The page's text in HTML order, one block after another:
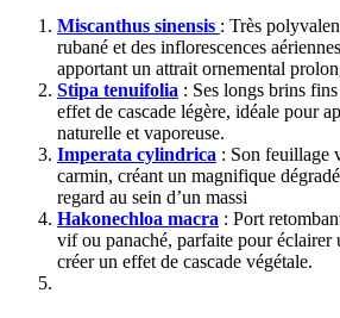
Miscanthus sinensis : Très
rubané et des inflorescences
apportant un attrait ornemental
Stipa tenuifolia : Ses longs brins
effet de cascade légère, idéale pour
naturelle et vaporeuse.
Imperata cylindrica : Son feuillage
carmin, créant un magnifique
regard au sein d’un massi
Hakonechloa macra : Port
vif ou panaché, parfaite pour éclairer
créer un effet de cascade végétale.